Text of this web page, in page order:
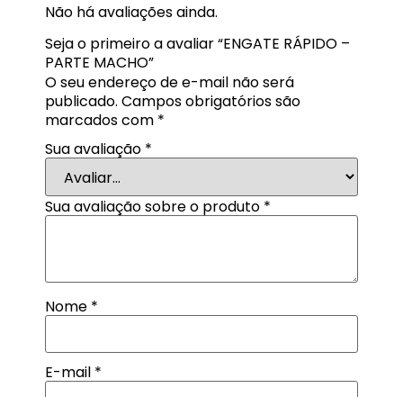
Não há avaliações ainda.
Seja o primeiro a avaliar “ENGATE RÁPIDO –
PARTE MACHO”
O seu endereço de e-mail não será
publicado. Campos obrigatórios são
marcados com *
Sua avaliação *
Sua avaliação sobre o produto *
Nome *
E-mail *